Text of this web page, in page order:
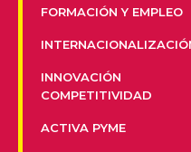
FORMACIÓN Y EMPLEO
INNOVACIÓN
COMPETITIVIDAD
ACTIVA PYME